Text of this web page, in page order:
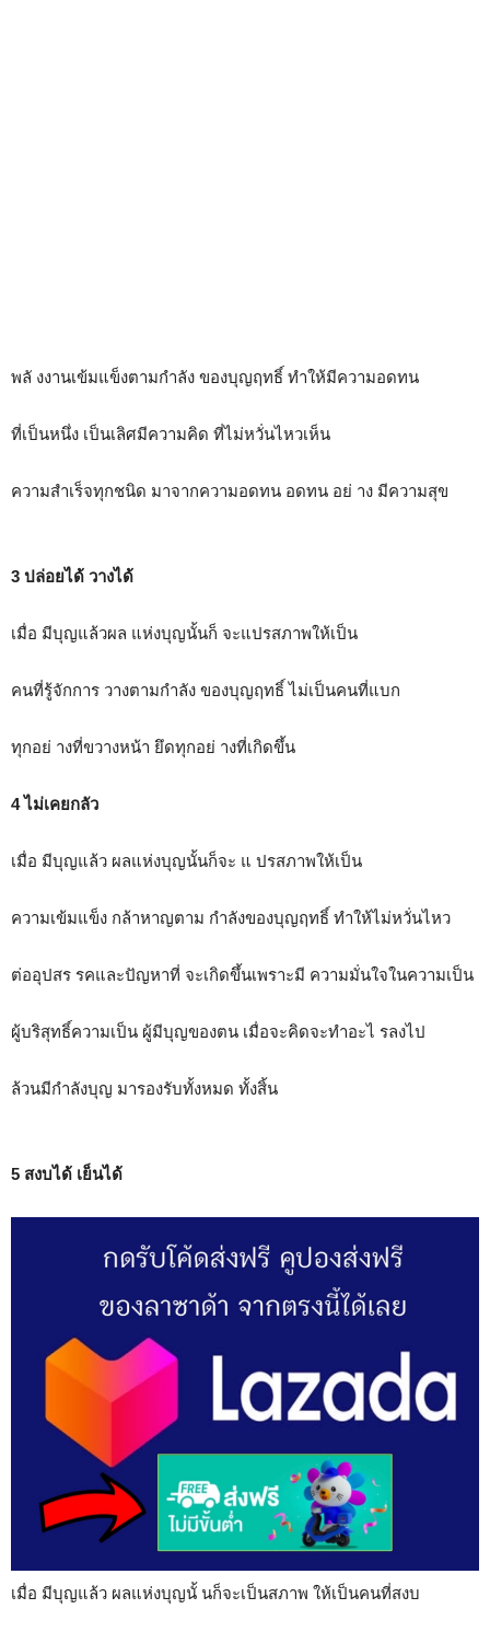
พลั งงานเข้มแข็งตามกำลัง ของบุญฤทธิ์ ทำให้มีความอดทน
ที่เป็นหนึ่ง เป็นเลิศมีความคิด ที่ไม่หวั่นไหวเห็น
ความสำเร็จทุกชนิด มาจากความอดทน อดทน อย่ าง มีความสุข
3 ปล่อยได้ วางได้
เมื่อ มีบุญแล้วผล แห่งบุญนั้นก็ จะแปรสภาพให้เป็น
คนที่รู้จักการ วางตามกำลัง ของบุญฤทธิ์ ไม่เป็นคนที่แบก
ทุกอย่ างที่ขวางหน้า ยึดทุกอย่ างที่เกิดขึ้น
4 ไม่เคยกลัว
เมื่อ มีบุญแล้ว ผลแห่งบุญนั้นก็จะ แ ปรสภาพให้เป็น
ความเข้มแข็ง กล้าหาญตาม กำลังของบุญฤทธิ์ ทำให้ไม่หวั่นไหว
ต่ออุปสร รคและปัญหาที่ จะเกิดขึ้นเพราะมี ความมั่นใจในความเป็น
ผู้บริสุทธิ์ความเป็น ผู้มีบุญของตน เมื่อจะคิดจะทำอะไ รลงไป
ล้วนมีกำลังบุญ มารองรับทั้งหมด ทั้งสิ้น
5 สงบได้ เย็นได้
เมื่อ มีบุญแล้ว ผลแห่งบุญนั้ นก็จะเป็นสภาพ ให้เป็นคนที่สงบ